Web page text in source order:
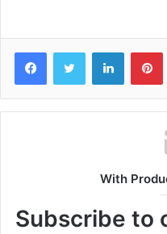
FacebookTwitter LinkedIn
With
Subscribe to